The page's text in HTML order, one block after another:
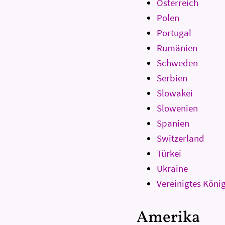
Österreich
Polen
Portugal
Rumänien
Schweden
Serbien
Slowakei
Slowenien
Spanien
Switzerland
Türkei
Ukraine
Vereinigtes
Amerika